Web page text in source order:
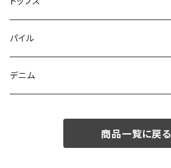
パイル
デニム
商品一覧に戻る